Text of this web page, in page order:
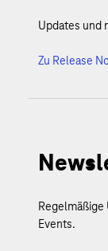
Updates und
Zu Release
Events.